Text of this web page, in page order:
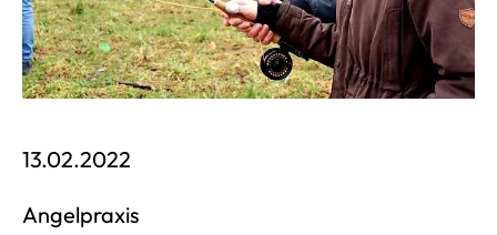
13.02.2022
Angelpraxis